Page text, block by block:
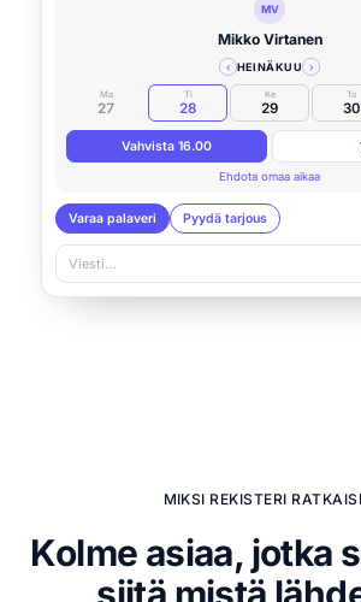
MV
Mikko Virtanen
‹ HEINÄKUU ›
Ma
27
Ti
28
Ke
29
To
30
Vahvista 16.00
Ehdota omaa aikaa
Varaa palaveri Pyydä tarjous
Viesti…
MIKSI REKISTERI
Kolme asiaa, jotka